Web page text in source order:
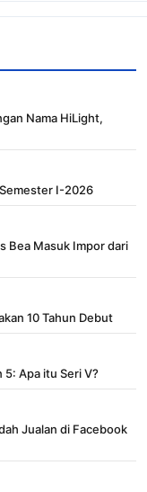
Nama HiLight,
I-2026
Bea Masuk Impor dari
10 Tahun Debut
5: Apa itu Seri V?
Jualan di Facebook